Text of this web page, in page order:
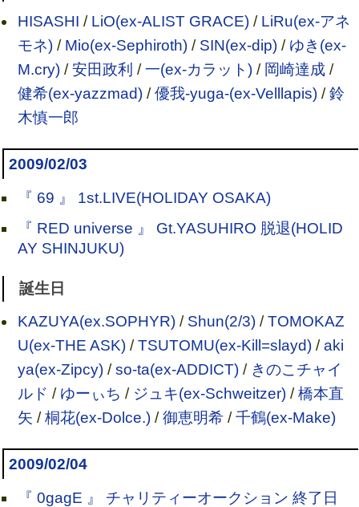
HISASHI / LiO(ex-ALIST GRACE)/ LiRu(ex-アネ
モネ)/ Mio(ex-Sephiroth)/ SIN(ex-dip)/ ゆき(ex-
M.cry)/安田政利 /一(ex-カラット)/ 岡崎達成/
健希(ex-yazzmad)/優我-yuga-(ex-Velllapis)/鈴
木慎一郎
2009/02/03
『 69 』 1st.LIVE(HOLIDAY OSAKA)
『 RED universe 』 Gt.YASUHIRO 脱退(HOLID
AY SHINJUKU)
誕生日
KAZUYA(ex.SOPHYR)/ Shun(2/3)/TOMOKAZ
U(ex-THE ASK)/TSUTOMU(ex-Kill=slayd)/aki
ya(ex-Zipcy)/so-ta(ex-ADDICT)/ きのこチャイ
ルド / ゆーぃち / ジュキ(ex-Schweitzer)/橋本直
矢 /桐花(ex-Dolce.)/御恵明希/千鶴(ex-Make)
2009/02/04
『 0gagE 』 チャリティーオークション 終了日